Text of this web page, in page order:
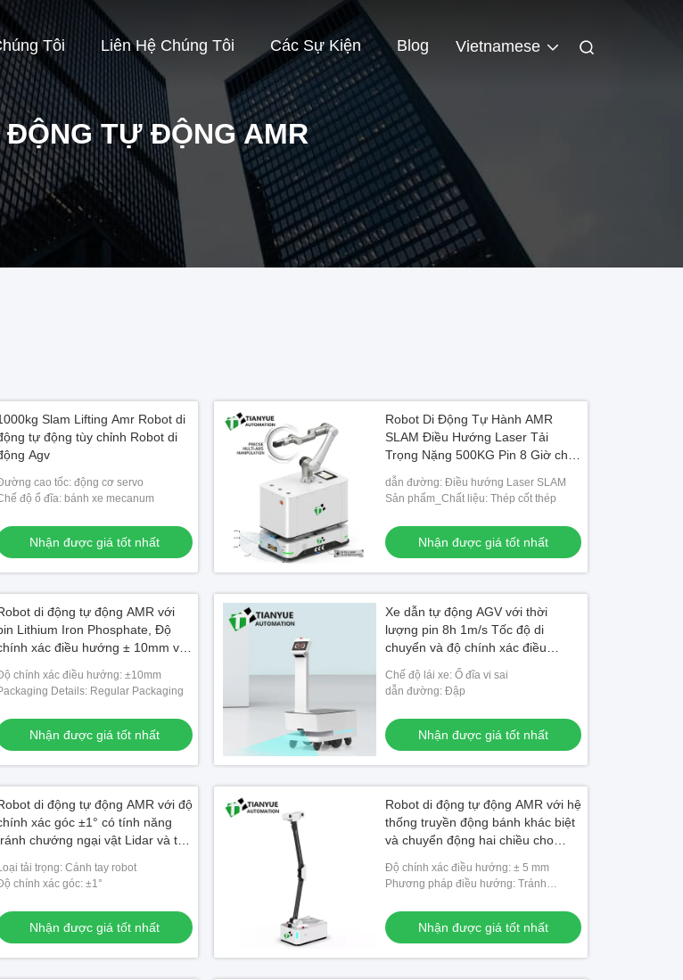
Tôi Liên Hệ Chúng Tôi Các Sự Kiện Blog Vietnamese
ĐỘNG TỰ ĐỘNG AMR
Slam Lifting Amr Robot di
tự động tùy chỉnh Robot di
Agv
cao tốc: động cơ servo
độ ổ đĩa: bánh xe mecanum
Nhận được giá tốt nhất
Robot Di Động Tự Hành AMR
SLAM Điều Hướng Laser Tải
Trọng Nặng 500KG Pin 8 Giờ cho
Logistics Kho Hàng
dẫn đường: Điều hướng Laser SLAM
Sản phẩm_Chất liệu: Thép cốt thép
Nhận được giá tốt nhất
di động tự động AMR với
Lithium Iron Phosphate, Độ
xác điều hướng ± 10mm và
hiệu quả
chính xác điều hướng: ±10mm
Details: Regular Packaging
Nhận được giá tốt nhất
Xe dẫn tự động AGV với thời
lượng pin 8h 1m/s Tốc độ di
chuyển và độ chính xác điều
hướng ±10mm
Chế độ lái xe: Ổ đĩa vi sai
dẫn đường: Đập
Nhận được giá tốt nhất
di động tự động AMR với độ
xác góc ±1° có tính năng
chướng ngại vật Lidar và tải
tải trọng: Cánh tay robot
chính xác góc: ±1°
Nhận được giá tốt nhất
Robot di động tự động AMR với hệ
thống truyền động bánh khác biệt
và chuyển động hai chiều cho
Độ chính xác điều hướng: ± 5 mm
Phương pháp điều hướng: Tránh
Nhận được giá tốt nhất